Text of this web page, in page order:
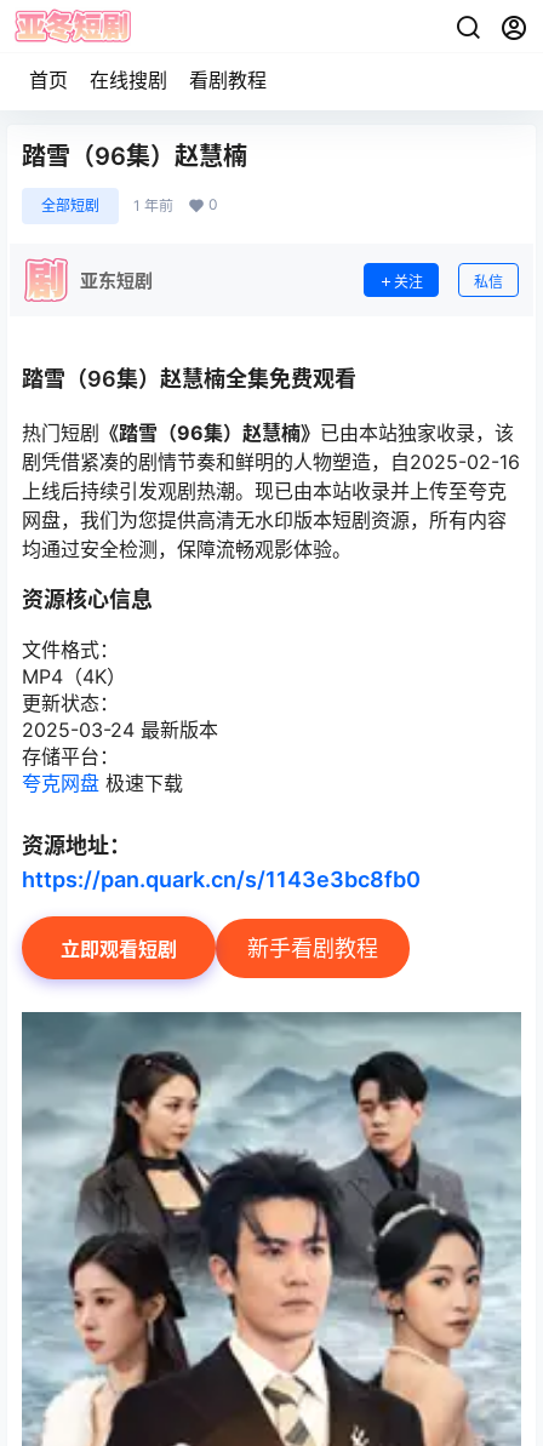
首页 在线搜剧 看剧教程
踏雪（96集）赵慧楠
全部短剧 1 年前 0
亚东短剧 关注 私信
踏雪（96集）赵慧楠全集免费观看
热门短剧 《踏雪（96集）赵慧楠》 已由本站独家收录，该
剧凭借紧凑的剧情节奏和鲜明的人物塑造，自2025-02-16
上线后持续引发观剧热潮。现已由本站收录并上传至夸克
网盘，我们为您提供高清无水印版本短剧资源，所有内容
均通过安全检测，保障流畅观影体验。
资源核心信息
文件格式：
MP4（4K）
更新状态：
2025-03-24 最新版本
存储平台：
夸克网盘 极速下载
资源地址：
https://pan.quark.cn/s/1143e3bc8fb0
立即观看短剧 新手看剧教程